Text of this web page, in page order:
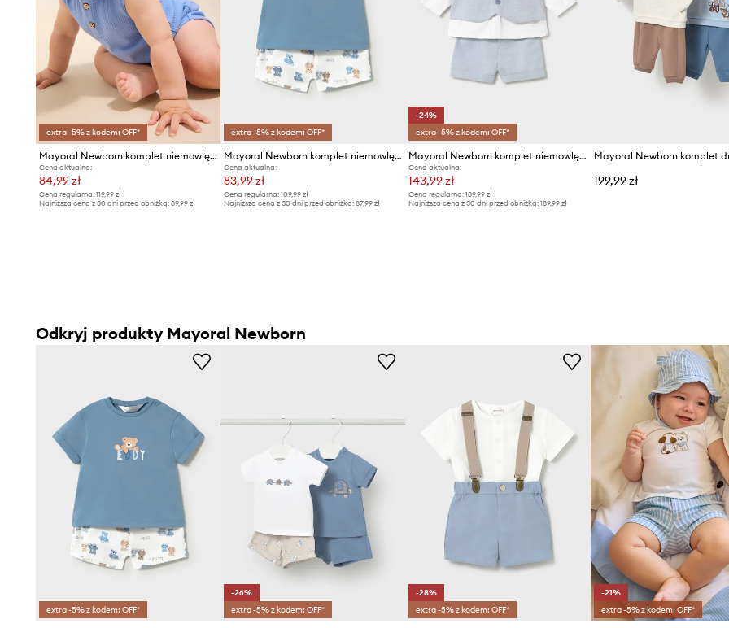
extra -5% z kodem: OFF*
Mayoral Newborn komplet niemowlęcy
Cena aktualna:
84,99 zł
Cena regularna: 119,99 zł
Najniższa cena z 30 dni przed obniżką: 89,99 zł
extra -5% z kodem: OFF*
Mayoral Newborn komplet niemowlęcy
Cena aktualna:
83,99 zł
Cena regularna:109,99 zł
Najniższa cena z 30 dni przed obniżką:87,99 zł
-24%
extra -5% z kodem: OFF*
Mayoral Newborn komplet niemowlęcy
Cena aktualna:
143,99 zł
Cena regularna: 189,99 zł
Najniższa cena z 30 dni przed obniżką: 189,99 zł
199,99 zł
Odkryj produkty Mayoral Newborn
extra -5% z kodem: OFF*
-26%
extra -5% z kodem: OFF*
-28%
extra -5% z kodem: OFF*
-21%
extra -5% z kodem: OFF*